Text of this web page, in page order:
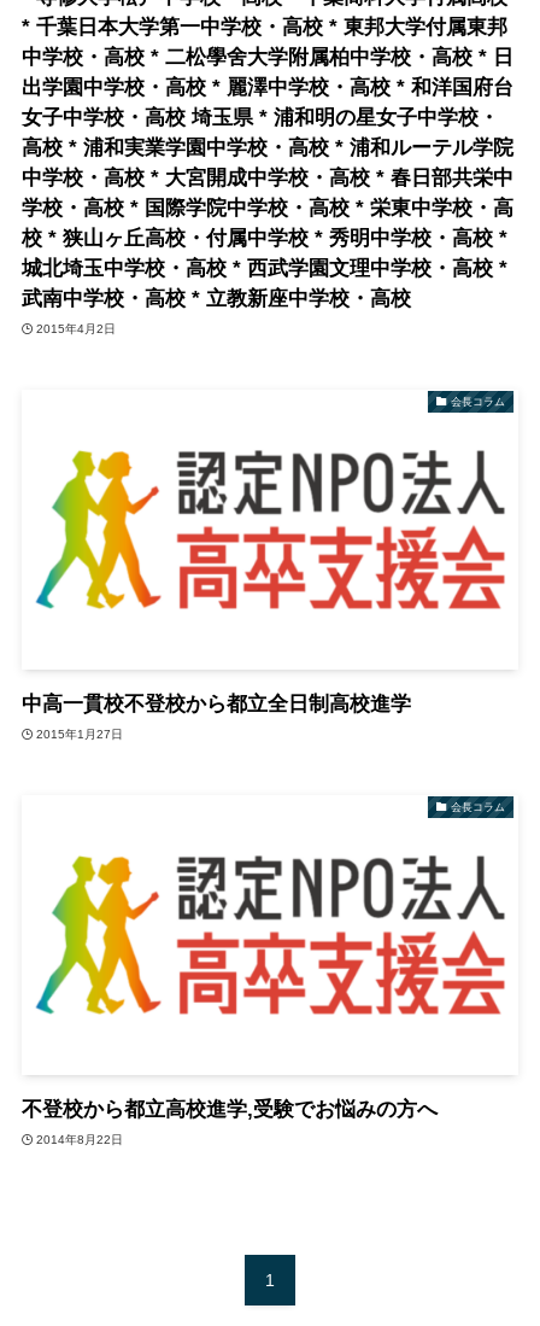
* 千葉日本大学第一中学校・高校 * 東邦大学付属東邦
中学校・高校 * 二松學舍大学附属柏中学校・高校 * 日
出学園中学校・高校 * 麗澤中学校・高校 * 和洋国府台
女子中学校・高校 埼玉県 * 浦和明の星女子中学校・
高校 * 浦和実業学園中学校・高校 * 浦和ルーテル学院
中学校・高校 * 大宮開成中学校・高校 * 春日部共栄中
学校・高校 * 国際学院中学校・高校 * 栄東中学校・高
校 * 狭山ヶ丘高校・付属中学校 * 秀明中学校・高校 *
城北埼玉中学校・高校 * 西武学園文理中学校・高校 *
武南中学校・高校 * 立教新座中学校・高校
2015年4月2日
会長コラム
中高一貫校不登校から都立全日制高校進学
2015年1月27日
会長コラム
不登校から都立高校進学,受験でお悩みの方へ
2014年8月22日
1